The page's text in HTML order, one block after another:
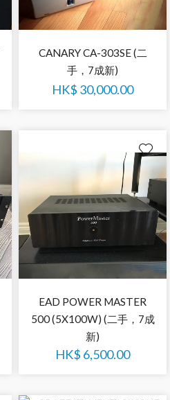
CANARY CA-303SE (二
手，7成新)
HK$ 30,000.00
EAD POWER MASTER
500 (5X100W) (二手，7成
新)
HK$ 6,500.00